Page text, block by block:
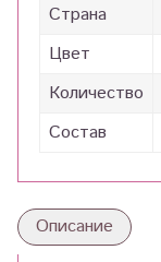
Страна
Цвет
Количество
Состав
Описание